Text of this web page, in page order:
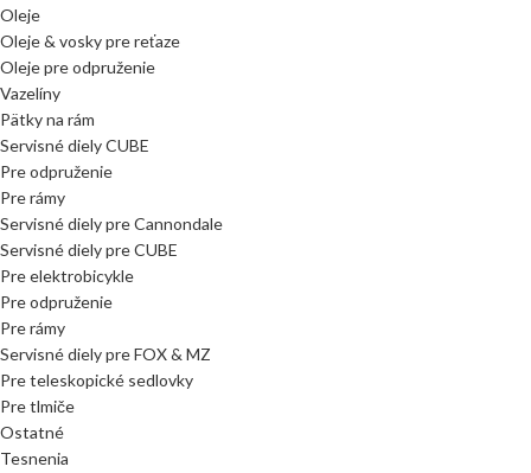
Oleje
Oleje & vosky pre reťaze
Oleje pre odpruženie
Vazelíny
Pätky na rám
Servisné diely CUBE
Pre odpruženie
Pre rámy
Servisné diely pre Cannondale
Servisné diely pre CUBE
Pre elektrobicykle
Pre odpruženie
Pre rámy
Servisné diely pre FOX & MZ
Pre teleskopické sedlovky
Pre tlmiče
Ostatné
Tesnenia